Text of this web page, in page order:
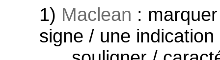
1) Maclean :
signe / une